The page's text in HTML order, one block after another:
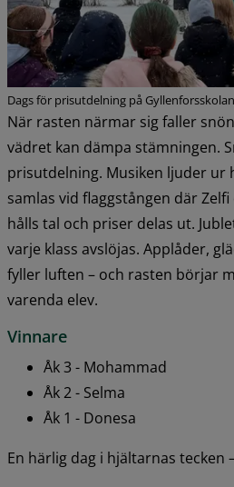
Dags för prisutdelning på
När rasten närmar sig faller
vädret kan dämpa stämningen.
prisutdelning. Musiken ljuder ur
samlas vid flaggstången där
hålls tal och priser delas ut.
varje klass avslöjas. Applåder,
fyller luften – och rasten börjar
varenda elev.
Vinnare
Åk 3 - Mohammad
Åk 2 - Selma
Åk 1 - Donesa
En härlig dag i hjältarnas tecken